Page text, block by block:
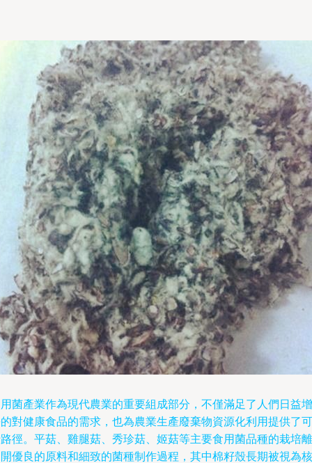
菌產業作為現代農業的重要組成部分，不僅滿足了人們日益增
對健康食品的需求，也為農業生產廢棄物資源化利用提供了可
徑。平菇、雞腿菇、秀珍菇、姬菇等主要食用菌品種的栽培離
優良的原料和細致的菌種制作過程，其中棉籽殼長期被視為核